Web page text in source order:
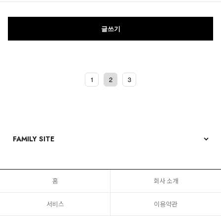
글쓰기
1 2 3
홈 회사 소개
서비스 이용약관